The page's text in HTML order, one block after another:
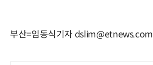
부산=임동식기자 dslim@etnews.com